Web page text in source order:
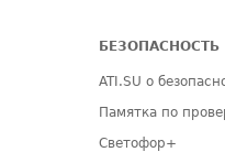
БЕЗОПАСНОСТЬ
ATI.SU о
Памятка по
Светофор+